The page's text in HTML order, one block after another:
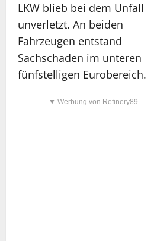
LKW blieb bei dem Unfall
unverletzt. An beiden
Fahrzeugen entstand
Sachschaden im unteren
fünfstelligen Eurobereich.
▼ Werbung von Refinery89